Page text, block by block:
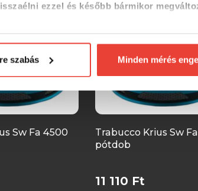
ezzel és később bármikor
szabás Minden mérés
Sw Fa 4500
Trabucco Krius Sw
pótdob
11 110 Ft